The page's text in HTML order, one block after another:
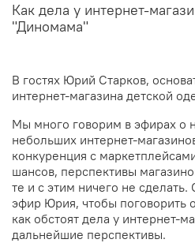
Как дела у интернет-
"Диномама"
В гостях Юрий Старков,
интернет-магазина детской
Мы много говорим в эфирах о
небольших интернет-
конкуренция с
шансов, перспективы
те и с этим ничего не сделать.
эфир Юрия, чтобы поговорить
как обстоят дела у интернет-
дальнейшие перспективы.